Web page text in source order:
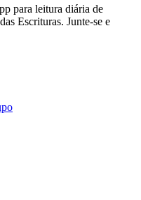
para leitura diária de
Escrituras. Junte-se e